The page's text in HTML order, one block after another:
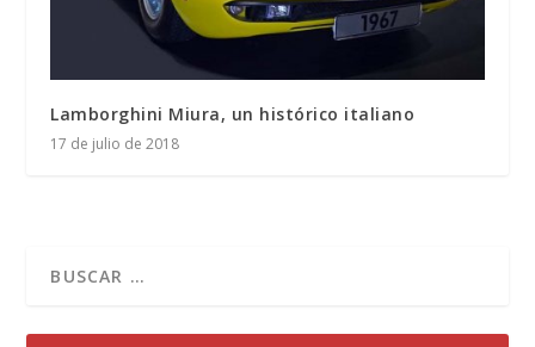
Lamborghini Miura, un histórico italiano
17 de julio de 2018